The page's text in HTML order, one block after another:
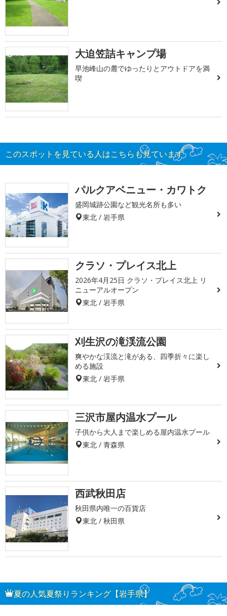
大迫笠詰キャンプ場
早池峰山の麓でゆったりとアウトドアを満
喫
このスポットを見ている人はこちらも見ています
パルクアベニュー・カワトク
盛岡城跡公園など観光名所も多い
東北 / 岩手県
クラソ・プレイス北上
2026年4月25日 クラソ・プレイス北上 リ
ニューアルオープン
東北 / 岩手県
刈生沢の滝渓流公園
爽やかな渓流と滝がある、四季折々に楽し
める施設
東北 / 岩手県
三沢市屋内温水プール
子供から大人まで楽しめる屋内温水プール
東北 / 青森県
西武秋田店
秋田県内唯一の百貨店
東北 / 秋田県
夏の人気夏祭りランキング【岩手県】